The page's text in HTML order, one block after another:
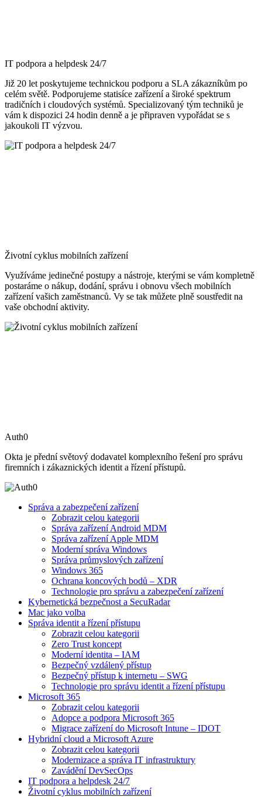
IT podpora a helpdesk 24/7
Již 20 let poskytujeme technickou podporu a SLA zákazníkům po
celém světě. Podporujeme statisíce zařízení a široké spektrum
tradičních i cloudových systémů. Specializovaný tým techniků je
vám k dispozici 24 hodin denně a je připraven vypořádat se s
jakoukoli IT výzvou.
Životní cyklus mobilních zařízení
Využíváme jedinečné postupy a nástroje, kterými se vám kompletně
postaráme o nákup, dodání, správu i obnovu všech mobilních
zařízení vašich zaměstnanců. Vy se tak můžete plně soustředit na
vaše obchodní aktivity.
Auth0
Okta je přední světový dodavatel komplexního řešení pro správu
firemních i zákaznických identit a řízení přístupů.
Správa a zabezpečení zařízení
Zobrazit celou kategorii
Správa zařízení Android MDM
Správa zařízení Apple MDM
Moderní správa Windows
Správa průmyslových zařízení
Windows 365
Ochrana koncových bodů – XDR
Technologie pro správu a zabezpečení zařízení
Kybernetická bezpečnost a SecuRadar
Mac jako volba
Správa identit a řízení přístupu
Zobrazit celou kategorii
Zero Trust koncept
Moderní identita – IAM
Bezpečný vzdálený přístup
Bezpečný přístup k internetu – SWG
Technologie pro správu identit a řízení přístupu
Microsoft 365
Zobrazit celou kategorii
Adopce a podpora Microsoft 365
Migrace zařízení do Microsoft Intune – IDOT
Hybridní cloud a Microsoft Azure
Zobrazit celou kategorii
Modernizace a správa IT infrastruktury
Zavádění DevSecOps
IT podpora a helpdesk 24/7
Životní cyklus mobilních zařízení